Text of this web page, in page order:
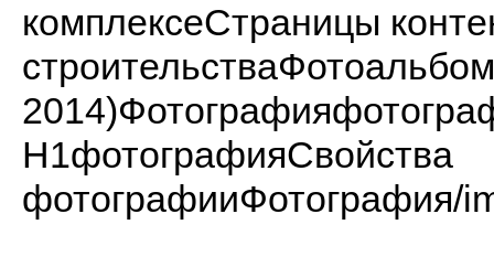
комплексеСтраницы
H1фотографияСвойства
фотографииФотография/